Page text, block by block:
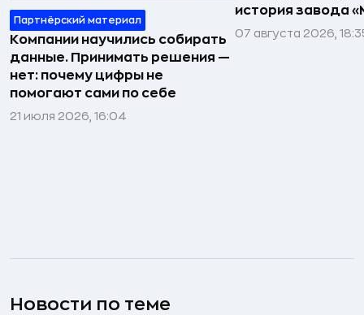
Партнёрский материал
Компании научились собирать
данные. Принимать решения —
нет: почему цифры не
помогают сами по себе
21 июля 2026, 16:04
история завода
07 августа 2026,
Новости по теме